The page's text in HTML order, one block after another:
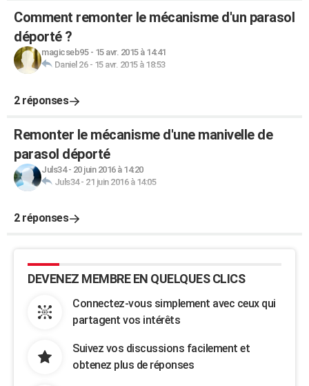
Comment remonter le mécanisme d'un parasol
déporté ?
magicseb95- 15 avr. 2015 à 14:41
Daniel 26- 15 avr. 2015 à 18:53
2 réponses
Remonter le mécanisme d'une manivelle de
parasol déporté
Juls34- 20 juin 2016 à 14:20
Juls34- 21 juin 2016 à 14:05
2 réponses
DEVENEZ MEMBRE EN QUELQUES CLICS
Connectez-vous simplement avec ceux qui
partagent vos intérêts
Suivez vos discussions facilement et
obtenez plus de réponses